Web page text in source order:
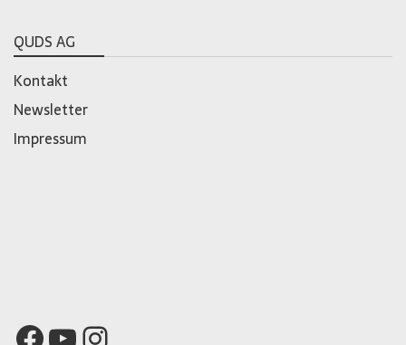
QUDS AG
Kontakt
Newsletter
Impressum